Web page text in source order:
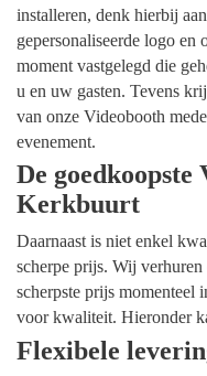
installeren, denk hierbij
gepersonaliseerde logo
moment vastgelegd die
u en uw gasten. Tevens
van onze Videobooth
evenement.
De goedkoopste
Kerkbuurt
Daarnaast is niet enkel
scherpe prijs. Wij
scherpste prijs momenteel
voor kwaliteit. Hieronder
Flexibele